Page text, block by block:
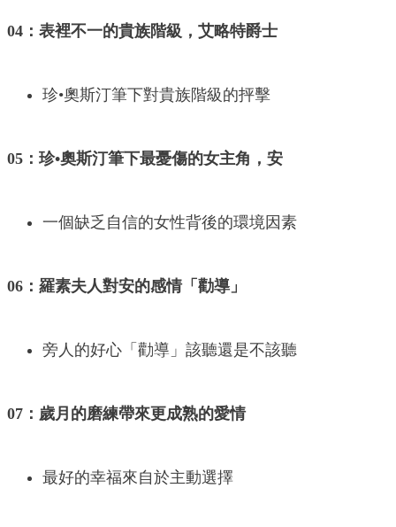
04：表裡不一的貴族階級，艾略特爵士
珍•奧斯汀筆下對貴族階級的抨擊
05：珍•奧斯汀筆下最憂傷的女主角，安
一個缺乏自信的女性背後的環境因素
06：羅素夫人對安的感情「勸導」
旁人的好心「勸導」該聽還是不該聽
07：歲月的磨練帶來更成熟的愛情
最好的幸福來自於主動選擇